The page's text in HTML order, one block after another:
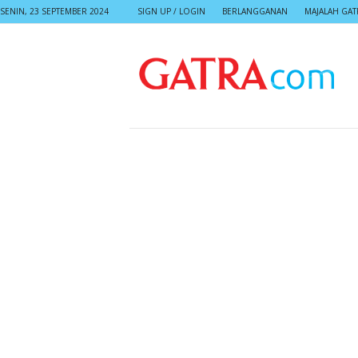
SENIN, 23 SEPTEMBER 2024 SIGN UP / LOGIN BERLANGGANAN MAJALAH